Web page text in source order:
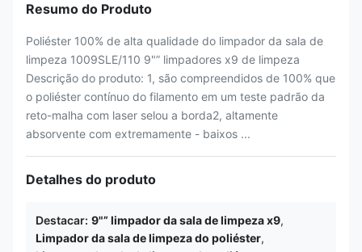
Resumo do Produto
Poliéster 100% de alta qualidade do limpador da sala de
limpeza 1009SLE/110 9"” limpadores x9 de limpeza
Descrição do produto: 1, são compreendidos de 100% que
o poliéster contínuo do filamento em um teste padrão da
reto-malha com laser selou a borda2, altamente
absorvente com extremamente - baixos ...
Detalhes do produto
Destacar: 9"” limpador da sala de limpeza x9,
Limpador da sala de limpeza do poliéster,